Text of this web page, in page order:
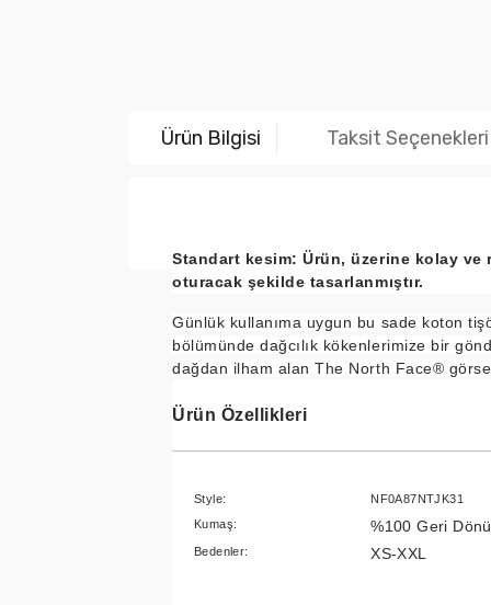
Ürün Bilgisi Taksit Seçenekleri
Standart kesim: Ürün, üzerine kolay ve
oturacak şekilde tasarlanmıştır.
Günlük kullanıma uygun bu sade koton
bölümünde dağcılık kökenlerimize bir
dağdan ilham alan The North Face®
Ürün Özellikleri
Style:
NF0A87NTJK31
Kumaş:
%100 Geri
Bedenler: XS-XXL